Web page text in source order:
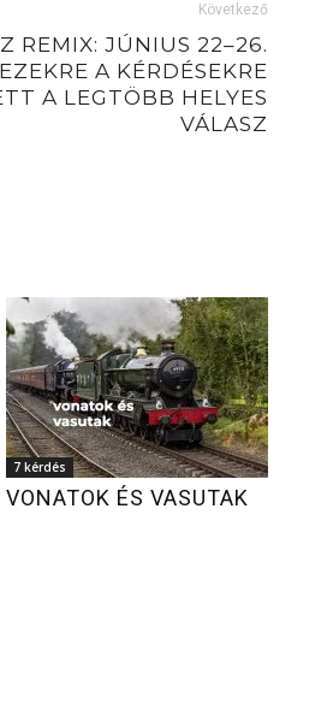
Következő
REMIX: JÚNIUS 22–26.
A KÉRDÉSEKRE
A LEGTÖBB HELYES
VÁLASZ
7 kérdés
VONATOK ÉS VASUTAK